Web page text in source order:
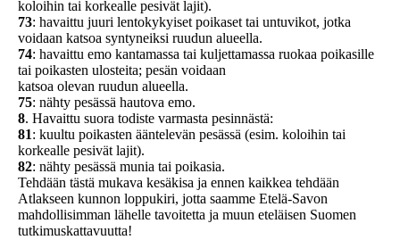
koloihin tai korkealle pesivät lajit).
73: havaittu juuri lentokykyiset poikaset tai untuvikot, jotka
voidaan katsoa syntyneiksi ruudun alueella.
74: havaittu emo kantamassa tai kuljettamassa ruokaa poikasille
tai poikasten ulosteita; pesän voidaan
katsoa olevan ruudun alueella.
75: nähty pesässä hautova emo.
8. Havaittu suora todiste varmasta pesinnästä:
81: kuultu poikasten ääntelevän pesässä (esim. koloihin tai
korkealle pesivät lajit).
82: nähty pesässä munia tai poikasia.
Tehdään tästä mukava kesäkisa ja ennen kaikkea tehdään
Atlakseen kunnon loppukiri, jotta saamme Etelä-Savon
mahdollisimman lähelle tavoitetta ja muun eteläisen Suomen
tutkimuskattavuutta!